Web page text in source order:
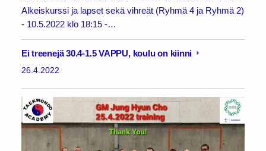
Alkeiskurssi ja lapset sekä vihreät (Ryhmä 4 ja Ryhmä 2)
- 10.5.2022 klo 18:15 -…
Ei treenejä 30.4-1.5 VAPPU, koulu on kiinni
26.4.2022